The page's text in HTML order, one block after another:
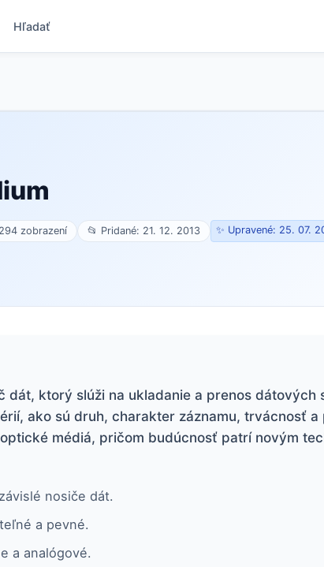
Hľadať
zobrazení 📂 Pridané: 21. 12. 2013 ✨ Upravené: 25. 07.
dát, ktorý slúži na ukladanie a prenos dátových
ako sú druh, charakter záznamu, trvácnosť a
médiá, pričom budúcnosť patrí novým
nosiče dát.
a pevné.
a analógové.